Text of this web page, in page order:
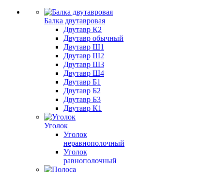
Балка двутавровая
Двутавр К2
Двутавр обычный
Двутавр Ш1
Двутавр Ш2
Двутавр Ш3
Двутавр Ш4
Двутавр Б1
Двутавр Б2
Двутавр Б3
Двутавр К1
Уголок
Уголок
неравнополочный
Уголок
равнополочный